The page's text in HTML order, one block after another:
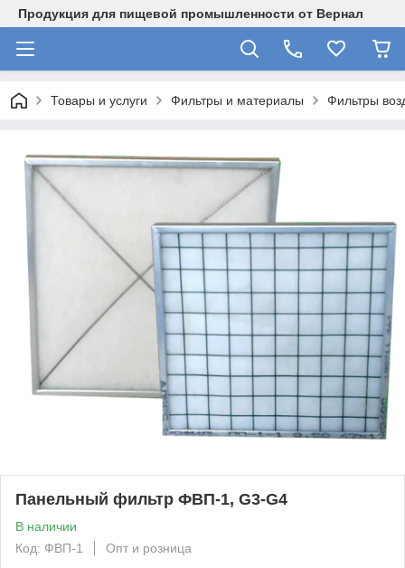
Продукция для пищевой промышленности от Вернал
Товары и услуги Фильтры и материалы Фильтры
Панельный фильтр ФВП-1, G3-G4
В наличии
Код: ФВП-1
Опт и розница